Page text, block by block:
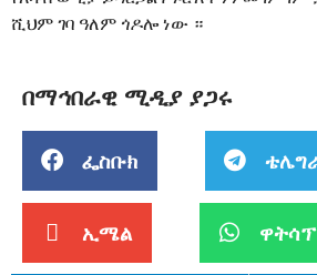
ሺህም ገባ ዓለም ጎዶሎ ነው ።
በማኅበራዊ ሚዲያ ያጋሩ
ፌስቡክ
ኢሜል ዋትሳፕ